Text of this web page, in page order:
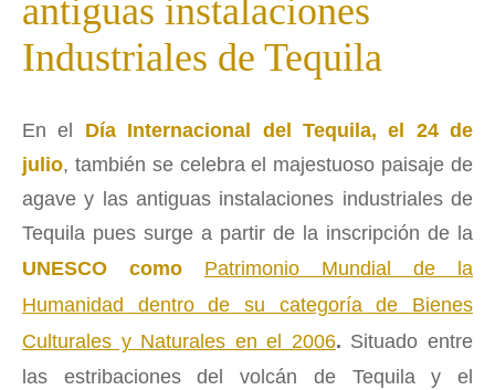
antiguas instalaciones
Industriales de Tequila
En el Día Internacional del Tequila, el 24 de
julio, también se celebra el majestuoso paisaje de
agave y las antiguas instalaciones industriales de
Tequila pues surge a partir de la inscripción de la
UNESCO como Patrimonio Mundial de la
Humanidad dentro de su categoría de Bienes
Culturales y Naturales en el 2006. Situado entre
las estribaciones del volcán de Tequila y el